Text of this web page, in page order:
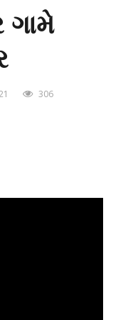
ગામે
306